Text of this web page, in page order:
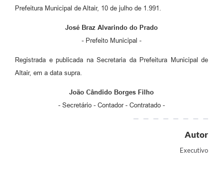
Prefeitura Municipal de Altair, 10 de julho de 1.991.
José Braz Alvarindo do Prado
- Prefeito Municipal -
Registrada e publicada na Secretaria da Prefeitura Municipal de
Altair, em a data supra.
João Cândido Borges Filho
- Secretário - Contador - Contratado -
Autor
Executivo